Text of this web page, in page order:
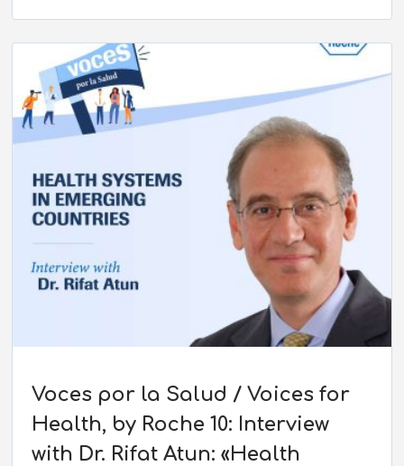
Voces por la Salud / Voices for
Health, by Roche 10: Interview
with Dr. Rifat Atun: «Health